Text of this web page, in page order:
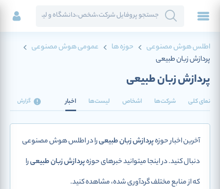
اطلس هوش مصنوعی حوزه ها
عمومی هوش مصنوعی
پردازش زبان طبیعی
پردازش زبان طبیعی
نمای کلی شرکت‌ها اشخاص لیست‌ها اخبار گزارش
آخرین اخبار حوزهپردازش زبان طبیعیرا در اطلس هوش مصنوعی
دنبال کنید. در اینجا میتوانید خبرهای حوزهپردازش زبان طبیعیرا
که از منابع مختلف گردآوری شده، مشاهده کنید.